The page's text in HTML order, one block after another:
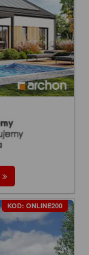
KOD: ONLINE200